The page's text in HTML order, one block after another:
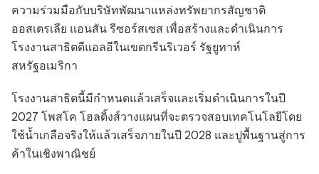
ความร่วมมือกับบริษัทพัฒนาแหล่งทรัพยากรสัญชาติ
ออสเตรเลีย แอนสัน รีซอร์สเซส เพื่อสร้างและดำเนินการ
โรงงานสาธิตดีแอลอีในเขตกรีนริเวอร์ รัฐยูทาห์
สหรัฐอเมริกา
โรงงานสาธิตนี้มีกำหนดแล้วเสร็จและเริ่มดำเนินการในปี
2027 โพสโค โฮลดิ้งส์วางแผนที่จะตรวจสอบเทคโนโลยีโดย
ใช้น้ำเกลือจริงให้แล้วเสร็จภายในปี 2028 และปูพื้นฐานสู่การ
ค้าในเชิงพาณิชย์